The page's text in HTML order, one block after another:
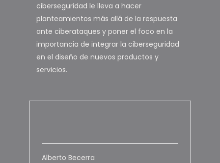
ciberseguridad le lleva a hacer
planteamientos más allá de la respuesta
ante ciberataques y poner el foco en la
importancia de integrar la ciberseguridad
en el diseño de nuevos productos y
servicios.
Alberto Becerra